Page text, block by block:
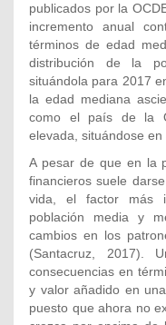
publicados por la
incremento anual
términos de edad
distribución de la
situándola para 2017
la edad mediana
como el país de la
elevada, situándose
A pesar de que en la
financieros suele
vida, el factor más
población media y
cambios en los
(Santacruz, 2017).
consecuencias en
y valor añadido en
puesto que ahora no